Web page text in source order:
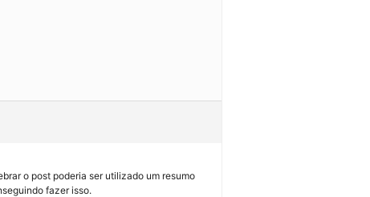
o post poderia ser utilizado um resumo
fazer isso.